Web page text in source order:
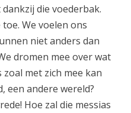
die voederbak.
We voelen ons
niet anders dan
dromen mee over wat
met zich mee kan
een andere wereld?
Hoe zal die messias